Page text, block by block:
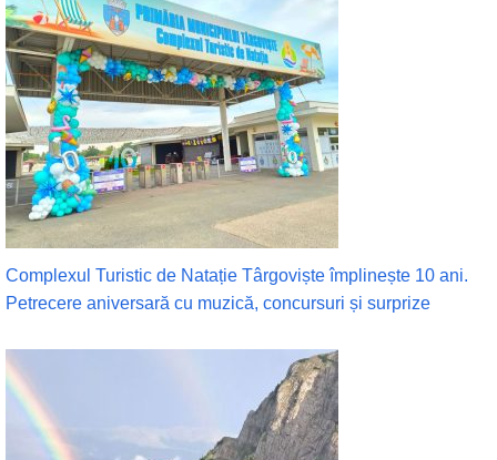
Complexul Turistic de Natație Târgoviște împlinește 10 ani.
Petrecere aniversară cu muzică, concursuri și surprize